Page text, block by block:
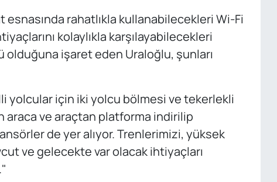
rahatlıkla kullanabilecekleri Wi-Fi
kolaylıkla karşılayabilecekleri
işaret eden Uraloğlu, şunları
yolcular için iki yolcu bölmesi ve tekerlekli
ve araçtan platforma indirilip
de yer alıyor. Trenlerimizi, yüksek
ve gelecekte var olacak ihtiyaçları